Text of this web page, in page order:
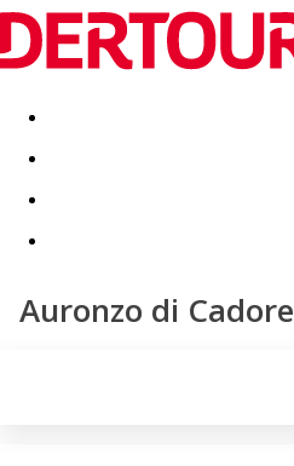
Destinatii Vacanta perfecta
Auronzo di Cadore